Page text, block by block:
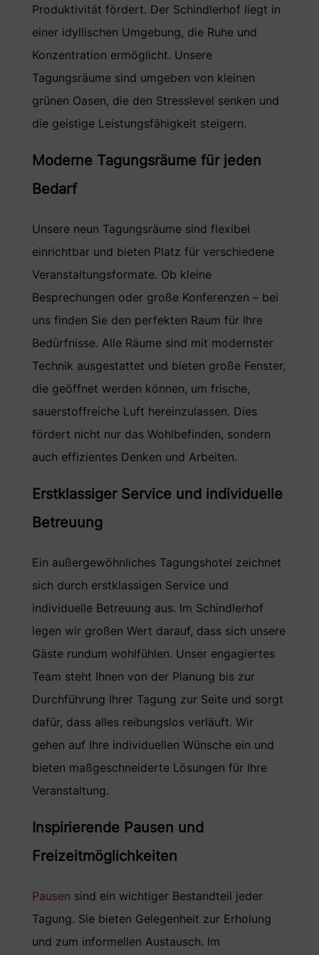
Produktivität fördert. Der Schindlerhof liegt in
einer idyllischen Umgebung, die Ruhe und
Konzentration ermöglicht. Unsere
Tagungsräume sind umgeben von kleinen
grünen Oasen, die den Stresslevel senken und
die geistige Leistungsfähigkeit steigern.
Moderne Tagungsräume für jeden
Bedarf
Unsere neun Tagungsräume sind flexibel
einrichtbar und bieten Platz für verschiedene
Veranstaltungsformate. Ob kleine
Besprechungen oder große Konferenzen – bei
uns finden Sie den perfekten Raum für Ihre
Bedürfnisse. Alle Räume sind mit modernster
Technik ausgestattet und bieten große Fenster,
die geöffnet werden können, um frische,
sauerstoffreiche Luft hereinzulassen. Dies
fördert nicht nur das Wohlbefinden, sondern
auch effizientes Denken und Arbeiten.
Erstklassiger Service und individuelle
Betreuung
Ein außergewöhnliches Tagungshotel zeichnet
sich durch erstklassigen Service und
individuelle Betreuung aus. Im Schindlerhof
legen wir großen Wert darauf, dass sich unsere
Gäste rundum wohlfühlen. Unser engagiertes
Team steht Ihnen von der Planung bis zur
Durchführung Ihrer Tagung zur Seite und sorgt
dafür, dass alles reibungslos verläuft. Wir
gehen auf Ihre individuellen Wünsche ein und
bieten maßgeschneiderte Lösungen für Ihre
Veranstaltung.
Inspirierende Pausen und
Freizeitmöglichkeiten
Pausen sind ein wichtiger Bestandteil jeder
Tagung. Sie bieten Gelegenheit zur Erholung
und zum informellen Austausch. Im